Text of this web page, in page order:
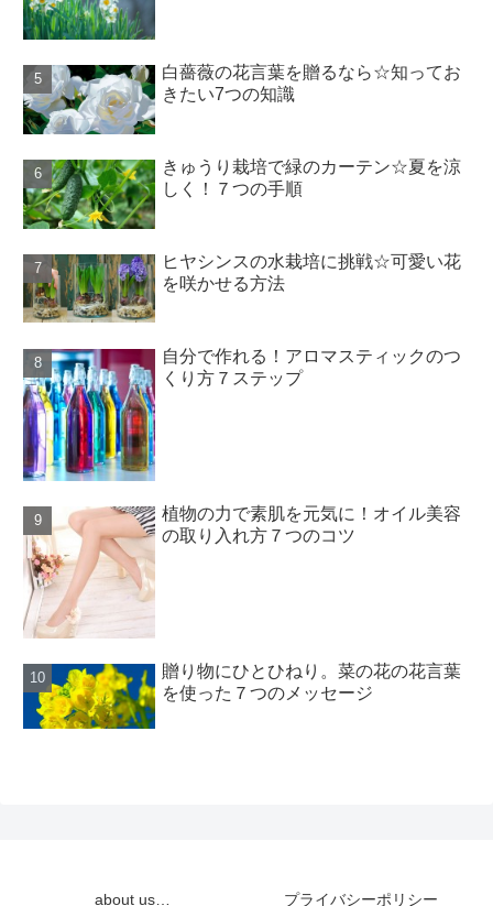
白薔薇の花言葉を贈るなら☆知ってお
きたい7つの知識
きゅうり栽培で緑のカーテン☆夏を涼
しく！７つの手順
ヒヤシンスの水栽培に挑戦☆可愛い花
を咲かせる方法
自分で作れる！アロマスティックのつ
くり方７ステップ
植物の力で素肌を元気に！オイル美容
の取り入れ方７つのコツ
贈り物にひとひねり。菜の花の花言葉
を使った７つのメッセージ
about us… プライバシーポリシー